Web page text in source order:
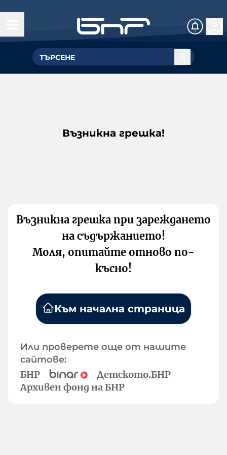
Възникна грешка!
Възникна грешка при зареждането
на съдържанието!
Моля, опитайте отново по-
късно!
Към начална страница
Или проверете още от нашите
сайтове:
БНР
Детското.БНР
Архивен фонд на БНР